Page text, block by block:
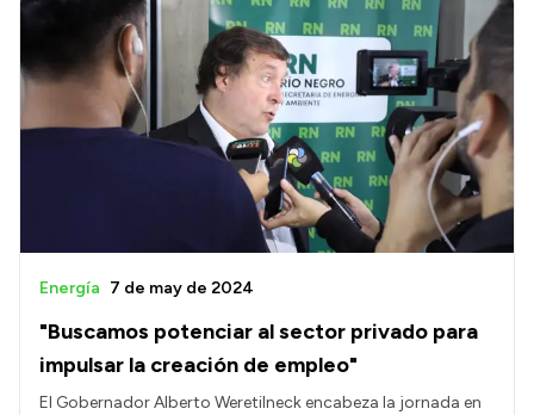
"Buscamos potenciar al sector privado para
impulsar la creación de empleo"
Energía 7 de may de 2024
El Gobernador Alberto Weretilneck encabeza la jornada en